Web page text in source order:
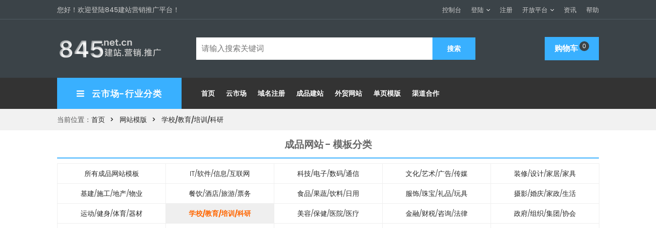
您好！欢迎登陆845建站营销推广平台！ 控制台 登陆 注册 开放平台 资讯 帮助
购物车 0
云市场-行业分类 首页 云市场 域名注册 成品建站 外贸网站 单页模版 渠道合作
当前位置： 首页 网站模版 学校/教育/培训/科研
成品网站 - 模板分类
所有成品网站模板 IT/软件/信息/互联网 科技/电子/数码/通信 文化/艺术/广告/传媒 装修/设计/家居/家具
基建/施工/地产/物业 餐饮/酒店/旅游/票务 食品/果蔬/饮料/日用 服饰/珠宝/礼品/玩具 摄影/婚庆/家政/生活
运动/健身/体育/器材 学校/教育/培训/科研 美容/保健/医院/医疗 金融/财税/咨询/法律 政府/组织/集团/协会